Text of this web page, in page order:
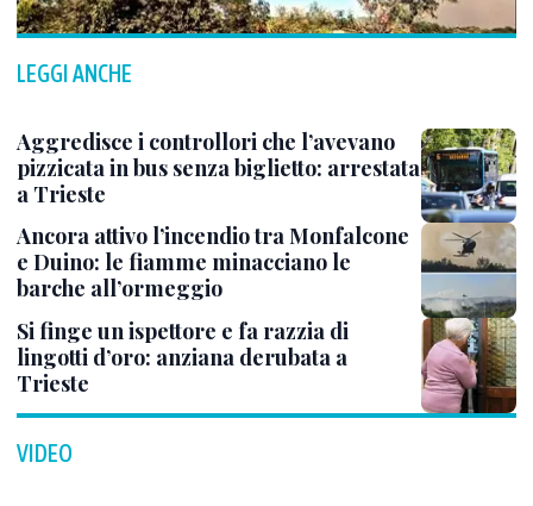
LEGGI ANCHE
Aggredisce i controllori che l’avevano
pizzicata in bus senza biglietto: arrestata
a Trieste
Ancora attivo l’incendio tra Monfalcone
e Duino: le fiamme minacciano le
barche all’ormeggio
Si finge un ispettore e fa razzia di
lingotti d’oro: anziana derubata a
Trieste
VIDEO